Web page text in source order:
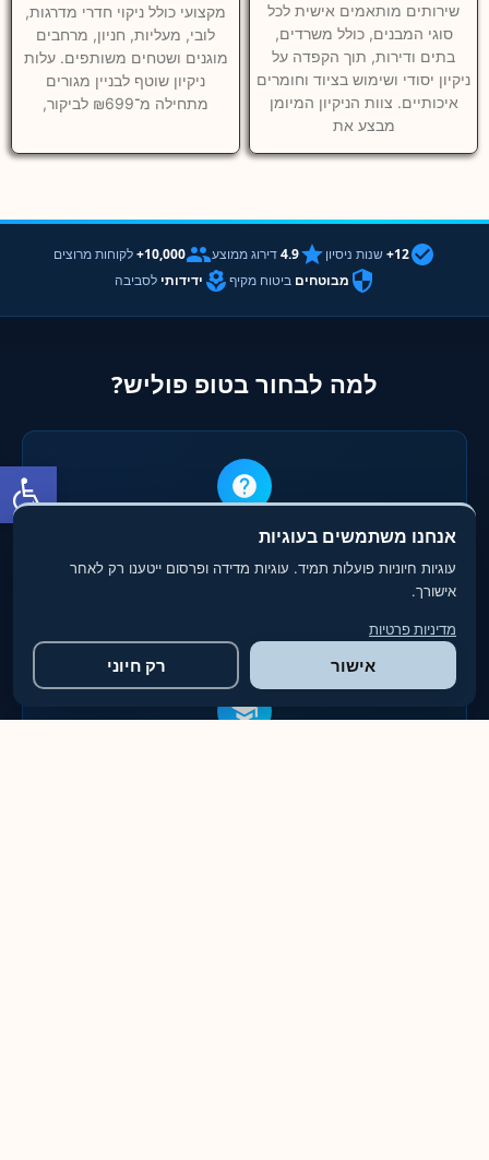
פתח
שירותים מותאמים אישית לכל
סוגי המבנים, כולל משרדים,
בתים ודירות, תוך הקפדה על
ניקיון יסודי ושימוש בציוד וחומרים
איכותיים. צוות הניקיון המיומן
מבצע את
מקצועי כולל ניקוי חדרי מדרגות,
לובי, מעליות, חניון, מרחבים
מוגנים ושטחים משותפים. עלות
ניקיון שוטף לבניין מגורים
מתחילה מ־₪699 לביקור,
12+ שנות ניסיון 4.9דירוג ממוצע 10,000+
לקוחות מרוצים
מבוטחים ביטוח מקיף ידידותי לסביבה
למה לבחור בטופ פוליש?
ניסיון (Experience)
למעלה מ-12 שנות ניסיון מעשי בתחום הניקיון והפוליש. ביצענו אלפי
אנחנו משתמשים בעוגיות
עוגיות חיוניות פועלות תמיד. עוגיות מדידה ופרסום ייטענו רק לאחר
אישורך.
מדיניות פרטיות
אישור רק חיוני